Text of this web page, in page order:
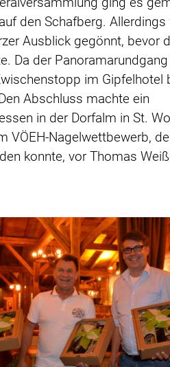
den Schafberg. Allerdings
Ausblick gegönnt, bevor
Da der
im Gipfelhotel
Abschluss machte ein
in der Dorfalm in St.
VÖEH-Nagelwettbewerb,
konnte, vor Thomas